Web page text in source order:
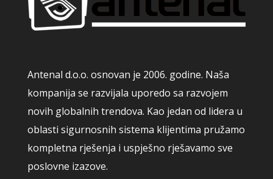
Antenal d.o.o. osnovan je 2006. godine. Naša
kompanija se razvijala uporedo sa razvojem
novih globalnih trendova. Kao jedan od lidera u
oblasti sigurnosnih sistema klijentima pružamo
kompletna rješenja i uspješno rješavamo sve
poslovne izazove.